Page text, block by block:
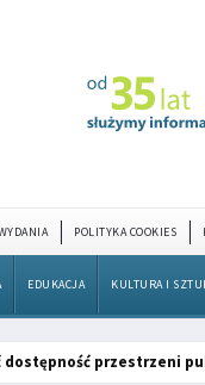
POLITYKA COOKIES
EDUKACJA KULTURA I
dostępność przestrzeni